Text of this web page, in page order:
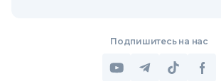
Подпишитесь на нас